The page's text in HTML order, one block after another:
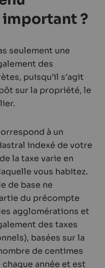
?
seulement une
des
puisqu’il s’agit
sur la propriété, le
à un
indexé de votre
la taxe varie en
vous habitez.
de base ne
du précompte
agglomérations et
des taxes
basées sur la
de centimes
année et est